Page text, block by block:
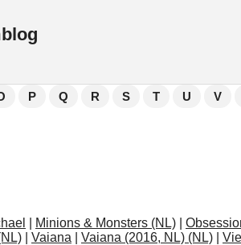
blog
P Q R S T U V
Minions & Monsters (NL)
Vaiana Vaiana (2016, NL) (NL)